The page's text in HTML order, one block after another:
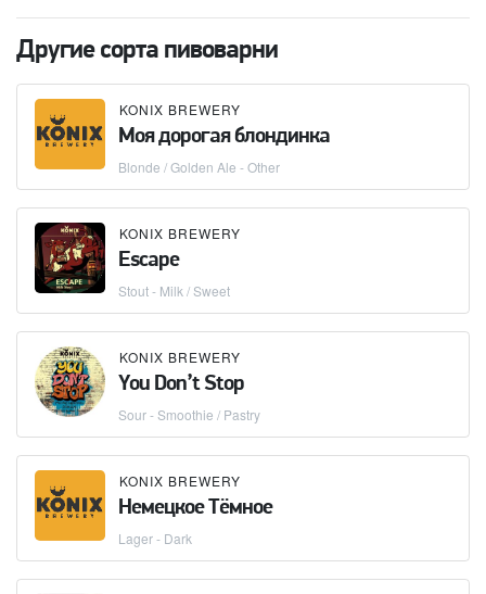
Другие сорта пивоварни
KONIX BREWERY
Моя дорогая блондинка
Blonde / Golden Ale - Other
KONIX BREWERY
Escape
Stout - Milk / Sweet
KONIX BREWERY
You Don’t Stop
Sour - Smoothie / Pastry
KONIX BREWERY
Немецкое Тёмное
Lager - Dark